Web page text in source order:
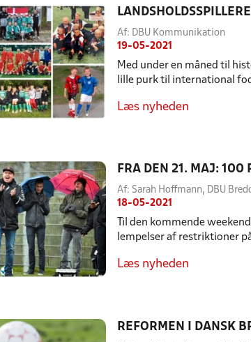
Af: DBU Kommunikation
19-05-2021
Med under en måned til
lille purk til international
Læs nyheden
FRA DEN 21. MAJ: 100
Af: Sarah Hoffmann, DBU
18-05-2021
Til den kommende
lempelser af restriktioner
Læs nyheden
REFORMEN I DANSK